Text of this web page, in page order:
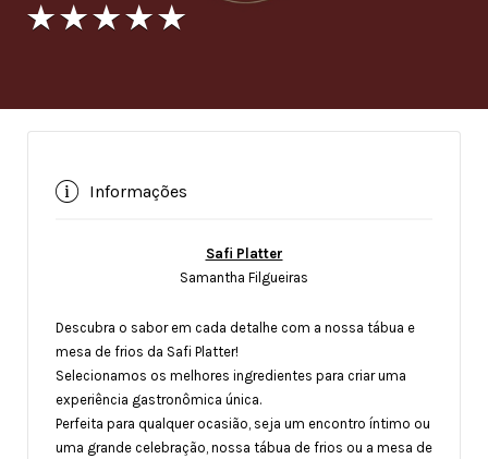
Informações
Safi Platter
Samantha Filgueiras
Descubra o sabor em cada detalhe com a nossa tábua e
mesa de frios da Safi Platter!
Selecionamos os melhores ingredientes para criar uma
experiência gastronômica única.
Perfeita para qualquer ocasião, seja um encontro íntimo ou
uma grande celebração, nossa tábua de frios ou a mesa de